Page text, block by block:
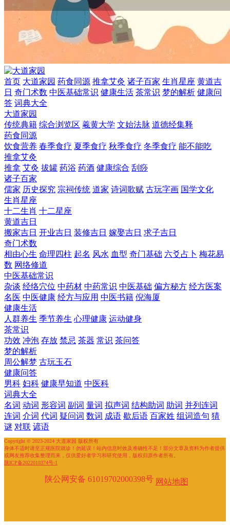
首页 大道家园 药食同源 推拿艾灸 诸子百家 生肖星座 黄道吉
日 奇门术数 中医基础常识 健康生活 茶常识 梦的解析 健康问
答 词典大全
大道家园
传统典籍 综合浏览区 羲黄大学 文始法脉 道德经集释
药食同源
饮食营养 春季食疗 夏季食疗 秋季食疗 冬季食疗 能不能吃
推拿艾灸
推拿 艾灸 拔罐 药浴 药酒 健康综合 刮痧
诸子百家
儒家 历史探究 宗祠传统 道家 诗词歌赋 古玩字画 国学文化
生肖星座
十二生肖 十二星座
黄道吉日
搬家吉日 开业吉日 装修吉日 嫁娶吉日 求子吉日
奇门术数
相由心生 命理四柱 起名 风水 血型 奇门基础 六爻占卜 梅花易
数 网络修道
中医基础常识
杂谈 经络穴位 中药材 中药常识 中医基础 偏方秘方 经方医案
名医 中医健康 经方与应用 中医书籍 倪海厦
健康生活
人群养生 季节养生 心理健康 运动健身
茶常识
功效 冲泡 存放 禁忌 茶器 常识 茶问答
梦的解析
周公解梦 古玩玉石
健康问答
男科 妇科 健康早知道 中医科
词典大全
名词 动词 形容词 副词 量词 拟声词 结构助词 助词 并列连词
连词 介词 代词 疑问词 数词 成语 歇后语 百家姓 组词造句 猜
谜 对联 谚语
Copyright © 2023-2024 大道家园 版权所有
身体不适时请至正规医院就诊！勿延误！站内信息时效及准确性不足！部分文章及资料为作者提供
或网友推荐收集整理而来，仅供爱好者学习和研究使用，版权归原作者所有。
陕ICP备2022010374号-1
陕公网安备 61019702000398号 网站地图